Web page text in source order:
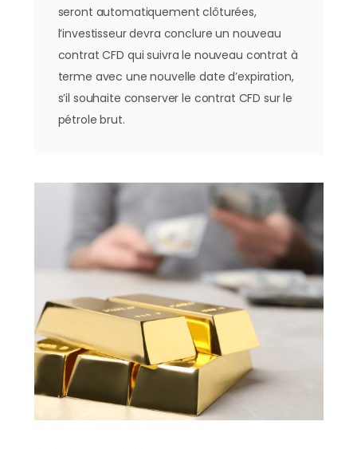
seront automatiquement clôturées,
l’investisseur devra conclure un nouveau
contrat CFD qui suivra le nouveau contrat à
terme avec une nouvelle date d’expiration,
s’il souhaite conserver le contrat CFD sur le
pétrole brut.